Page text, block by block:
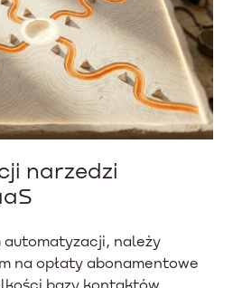
narzedzi
automatyzacji, należy
na opłaty abonamentowe
bazy kontaktów